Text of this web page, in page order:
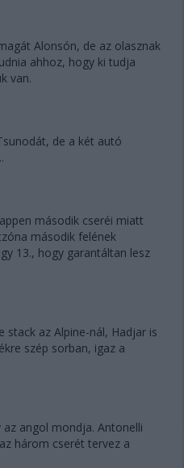
Alonsón, de az olasznak
ahhoz, hogy ki tudja
van.
de a két autó
második cseréi miatt
második felének
13., hogy garantáltan lesz
stack az Alpine-nál, Hadjar is
szép sorban, igaz a
angol mondja. Antonelli
három cserét tervez a